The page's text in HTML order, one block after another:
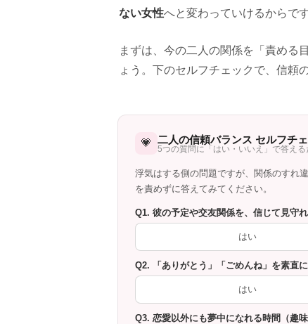
ない女性へと変わっていけるからです
まずは、今の二人の関係を「責める
ょう。下のセルフチェックで、信頼
💗 二人の信頼バランス セルフチ
5つの質問に「はい・いいえ」で答える
浮気はする側の問題ですが、関係のすれ
を責めずに答えてみてください。
Q1. 彼の予定や交友関係を、信じて見守
はい
Q2. 「ありがとう」「ごめんね」を素直
はい
Q3. 恋愛以外にも夢中になれる時間（趣